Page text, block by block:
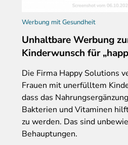
Werbung mit Gesundheit
Unhaltbare Werbung
Kinderwunsch für
Die Firma Happy Solutions
Frauen mit unerfülltem
dass das
Bakterien und Vitaminen
zu werden. Das sind
Behauptungen.